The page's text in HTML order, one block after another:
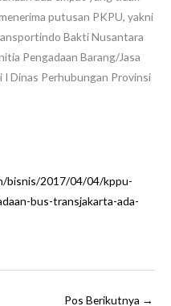
putusan PKPU, yakni
Bakti Nusantara
Pengadaan Barang/Jasa
Dinas Perhubungan Provinsi
bisnis/2017/04/04/kppu-
bus-transjakarta-ada-
Pos Berikutnya →